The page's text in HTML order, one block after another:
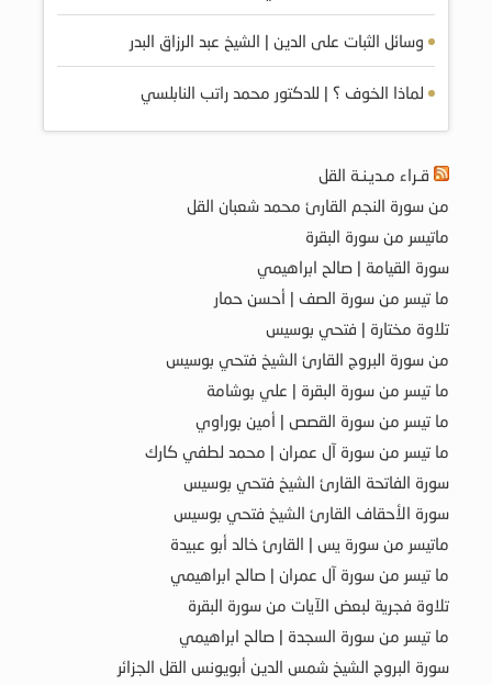
وسائل الثبات على الدين | الشيخ عبد الرزاق البدر
لماذا الخوف ؟ | للدكتور محمد راتب النابلسي
قـراء مـديـنـة القل
من سورة النجم القارئ محمد شعبان القل
ماتيسر من سورة البقرة
سورة القيامة | صالح ابراهيمي
ما تيسر من سورة الصف | أحسن حمار
تلاوة مختارة | فتحي بوسيس
من سورة البروج القارئ الشيخ فتحي بوسيس
ما تيسر من سورة البقرة | علي بوشامة
ما تيسر من سورة القصص | أمين بوراوي
ما تيسر من سورة آل عمران | محمد لطفي كارك
سورة الفاتحة القارئ الشيخ فتحي بوسيس
سورة الأحقاف القارئ الشيخ فتحي بوسيس
ماتيسر من سورة يس | القارئ خالد أبو عبيدة
ما تيسر من سورة آل عمران | صالح ابراهيمي
تلاوة فجرية لبعض الآيات من سورة البقرة
ما تيسر من سورة السجدة | صالح ابراهيمي
سورة البروج الشيخ شمس الدين أبويونس القل الجزائر